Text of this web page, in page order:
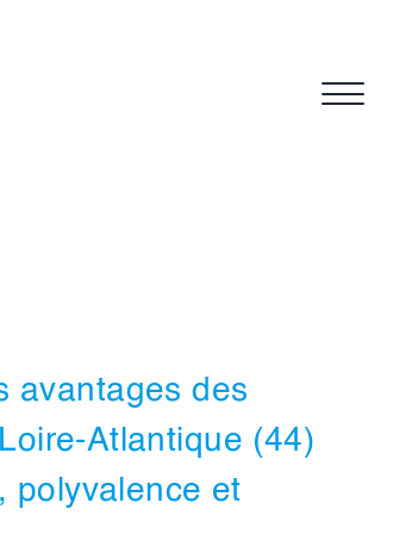
avantages des
Atlantique (44)
polyvalence et